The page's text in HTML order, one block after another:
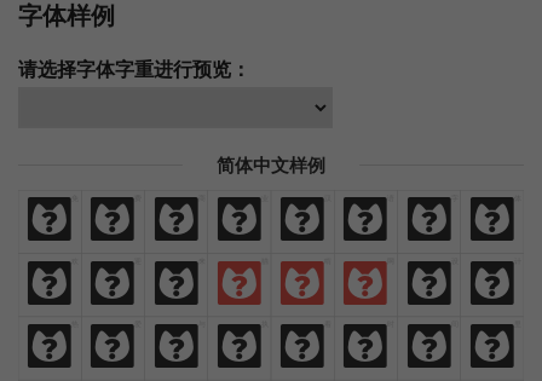
字体样例
请选择字体字重进行预览：
简体中文样例
免 费 商
商 业
业 汉 语 字
字 体
体
欢 迎 来 猫 啃 网 设 计
热 爱 与 执 着 时 间 里